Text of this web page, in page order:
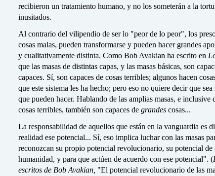
recibieron un tratamiento humano, y no los someterán a la
inusitados.
Al contrario del vilipendio de ser lo "peor de lo peor", los
cosas malas, pueden transformarse y pueden hacer grandes
y cualitativamente distinta. Como Bob Avakian ha escrito en
que las masas de distintas capas, y las masas básicas, son
capaces. Sí, son capaces de cosas terribles; algunos hacen
que este sistema les ha hecho; pero eso no quiere decir que sea
que pueden hacer. Hablando de las amplias masas, e inclusive
cosas terribles, también son capaces de grandes cosas...
La responsabilidad de aquellos que están en la vanguardia es
realidad ese potencial... Sí, eso implica luchar con las masas
reconozcan su propio potencial revolucionario, su potencial de
humanidad, y para que actúen de acuerdo con ese potencial". (
escritos de Bob Avakian, "El potencial revolucionario de las